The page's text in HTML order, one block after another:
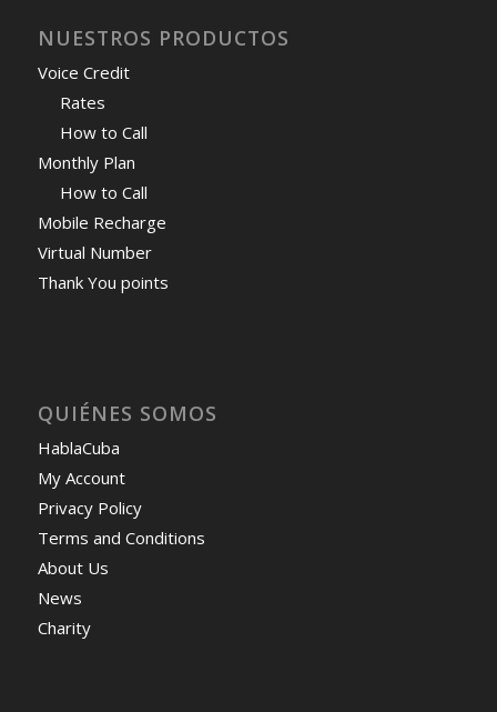
NUESTROS PRODUCTOS
Voice Credit
Rates
How to Call
Monthly Plan
How to Call
Mobile Recharge
Virtual Number
Thank You points
QUIÉNES SOMOS
HablaCuba
My Account
Privacy Policy
Terms and Conditions
About Us
News
Charity